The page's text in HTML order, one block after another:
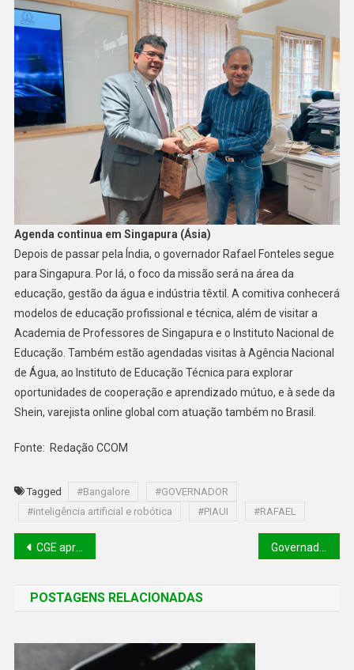
Agenda continua em Singapura (Ásia)
Depois de passar pela Índia, o governador Rafael Fonteles segue
para Singapura. Por lá, o foco da missão será na área da
educação, gestão da água e indústria têxtil. A comitiva conhecerá
modelos de educação profissional e técnica, além de visitar a
Academia de Professores de Singapura e o Instituto Nacional de
Educação. Também estão agendadas visitas à Agência Nacional
de Água, ao Instituto de Educação Técnica para explorar
oportunidades de cooperação e aprendizado mútuo, e à sede da
Shein, varejista online global com atuação também no Brasil.
Fonte: Redação CCOM
Tagged #Bangalore
#GOVERNADOR
#inteligência artificial e robótica
#PIAUI #RAFAEL
CGE apresenta plano de atuação para o triênio 2024/2026
POSTAGENS RELACIONADAS